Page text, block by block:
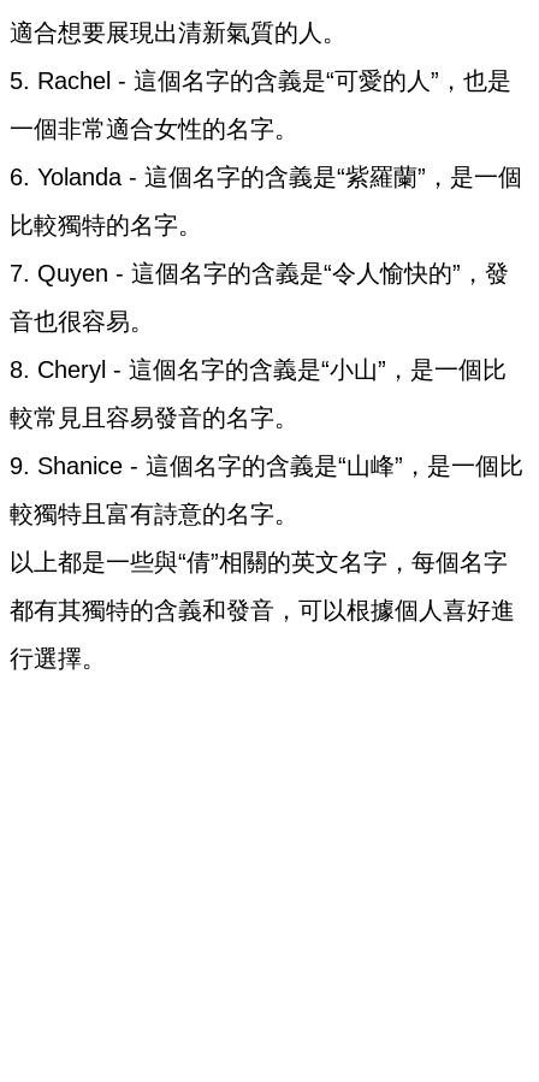
適合想要展現出清新氣質的人。
5. Rachel - 這個名字的含義是“可愛的人”，也是
一個非常適合女性的名字。
6. Yolanda - 這個名字的含義是“紫羅蘭”，是一個
比較獨特的名字。
7. Quyen - 這個名字的含義是“令人愉快的”，發
音也很容易。
8. Cheryl - 這個名字的含義是“小山”，是一個比
較常見且容易發音的名字。
9. Shanice - 這個名字的含義是“山峰”，是一個比
較獨特且富有詩意的名字。
以上都是一些與“倩”相關的英文名字，每個名字
都有其獨特的含義和發音，可以根據個人喜好進
行選擇。